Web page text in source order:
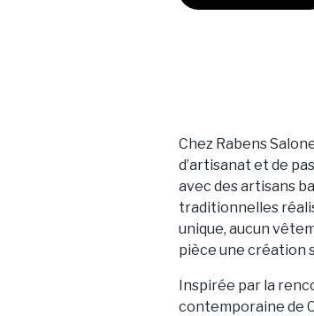
Chez Rabens
d’artisanat et de
avec des artisans
traditionnelles
unique, aucun
pièce une création
Inspirée par la
contemporaine de